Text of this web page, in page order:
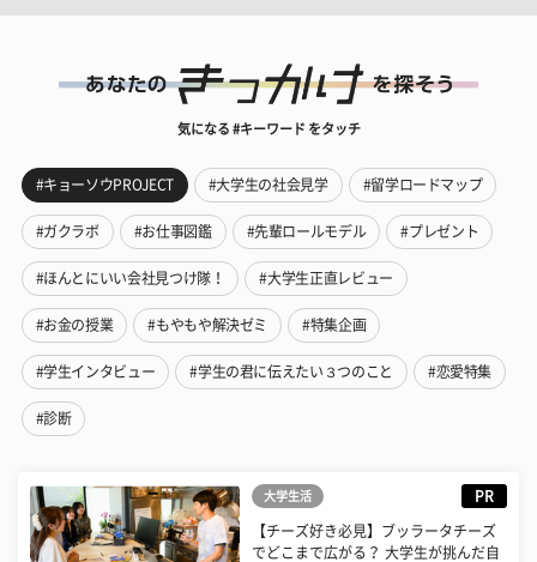
気になる #キーワード をタッチ
#キョーソウPROJECT #大学生の社会見学 #留学ロードマップ
#ガクラボ #お仕事図鑑 #先輩ロールモデル #プレゼント
#ほんとにいい会社見つけ隊！ #大学生正直レビュー
#お金の授業 #もやもや解決ゼミ #特集企画
#学生インタビュー #学生の君に伝えたい３つのこと #恋愛特集
#診断
大学生活 PR
【チーズ好き必見】ブッラータチーズ
でどこまで広がる？ 大学生が挑んだ自